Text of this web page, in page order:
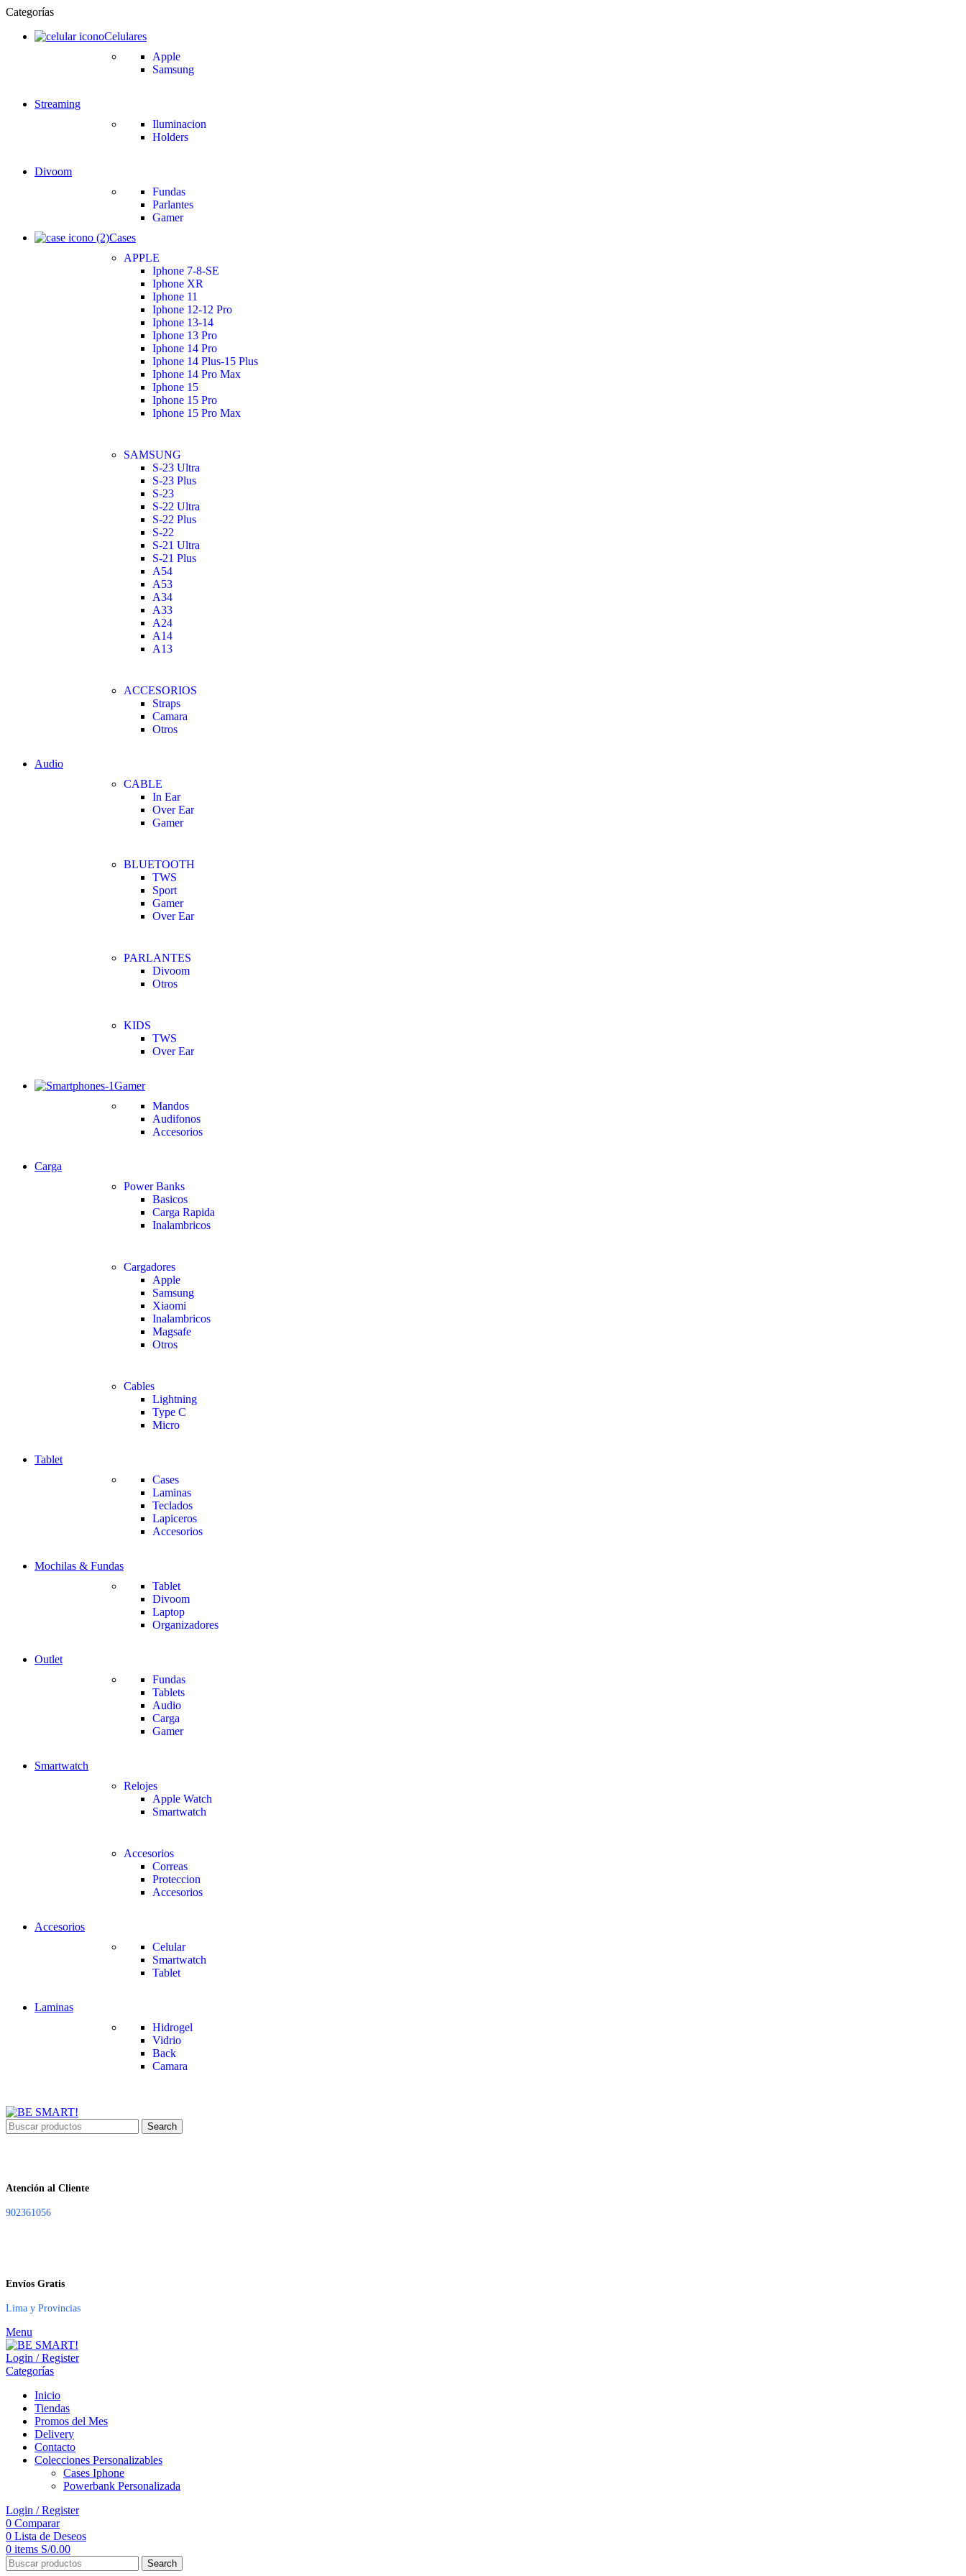
Categorías
Celulares
Apple
Samsung
Streaming
Iluminacion
Holders
Divoom
Fundas
Parlantes
Gamer
Cases
APPLE
Iphone 7-8-SE
Iphone XR
Iphone 11
Iphone 12-12 Pro
Iphone 13-14
Iphone 13 Pro
Iphone 14 Pro
Iphone 14 Plus-15 Plus
Iphone 14 Pro Max
Iphone 15
Iphone 15 Pro
Iphone 15 Pro Max
SAMSUNG
S-23 Ultra
S-23 Plus
S-23
S-22 Ultra
S-22 Plus
S-22
S-21 Ultra
S-21 Plus
A54
A53
A34
A33
A24
A14
A13
ACCESORIOS
Straps
Camara
Otros
Audio
CABLE
In Ear
Over Ear
Gamer
BLUETOOTH
TWS
Sport
Gamer
Over Ear
PARLANTES
Divoom
Otros
KIDS
TWS
Over Ear
Gamer
Mandos
Audifonos
Accesorios
Carga
Power Banks
Basicos
Carga Rapida
Inalambricos
Cargadores
Apple
Samsung
Xiaomi
Inalambricos
Magsafe
Otros
Cables
Lightning
Type C
Micro
Tablet
Cases
Laminas
Teclados
Lapiceros
Accesorios
Mochilas & Fundas
Tablet
Divoom
Laptop
Organizadores
Outlet
Fundas
Tablets
Audio
Carga
Gamer
Smartwatch
Relojes
Apple Watch
Smartwatch
Accesorios
Correas
Proteccion
Accesorios
Accesorios
Celular
Smartwatch
Tablet
Laminas
Hidrogel
Vidrio
Back
Camara
Search
Atención al Cliente
902361056
Envíos Gratis
Lima y Provincias
Menu
Login / Register
Categorías
Inicio
Tiendas
Promos del Mes
Delivery
Contacto
Colecciones Personalizables
Cases Iphone
Powerbank Personalizada
Login / Register
0 Comparar
0 Lista de Deseos
0 items S/0.00
Search